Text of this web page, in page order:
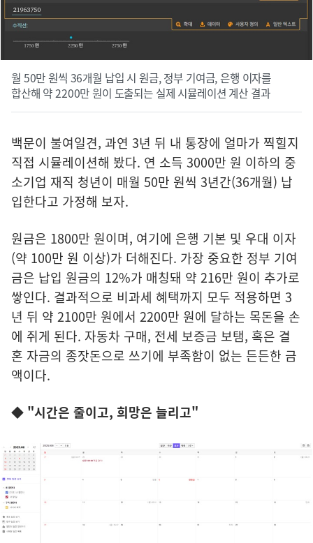
월 50만 원씩 36개월 납입 시 원금, 정부 기여금, 은행 이자를
합산해 약 2200만 원이 도출되는 실제 시뮬레이션 계산 결과
백문이 불여일견, 과연 3년 뒤 내 통장에 얼마가 찍힐지
직접 시뮬레이션해 봤다. 연 소득 3000만 원 이하의 중
소기업 재직 청년이 매월 50만 원씩 3년간(36개월) 납
입한다고 가정해 보자.
원금은 1800만 원이며, 여기에 은행 기본 및 우대 이자
(약 100만 원 이상)가 더해진다. 가장 중요한 정부 기여
금은 납입 원금의 12%가 매칭돼 약 216만 원이 추가로
쌓인다. 결과적으로 비과세 혜택까지 모두 적용하면 3
년 뒤 약 2100만 원에서 2200만 원에 달하는 목돈을 손
에 쥐게 된다. 자동차 구매, 전세 보증금 보탬, 혹은 결
혼 자금의 종잣돈으로 쓰기에 부족함이 없는 든든한 금
액이다.
◆ "시간은 줄이고, 희망은 늘리고"